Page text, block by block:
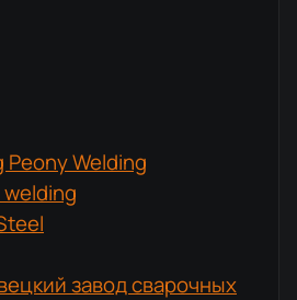
Peony Welding
завод сварочных